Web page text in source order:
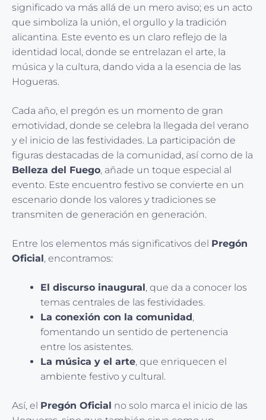
significado va más allá de un mero aviso; es un acto
que simboliza la unión, el orgullo y la tradición
alicantina. Este evento es un claro reflejo de la
identidad local, donde se entrelazan el arte, la
música y la cultura, dando vida a la esencia de las
Hogueras.
Cada año, el pregón es un momento de gran
emotividad, donde se celebra la llegada del verano
y el inicio de las festividades. La participación de
figuras destacadas de la comunidad, así como de la
Belleza del Fuego, añade un toque especial al
evento. Este encuentro festivo se convierte en un
escenario donde los valores y tradiciones se
transmiten de generación en generación.
Entre los elementos más significativos del Pregón
Oficial , encontramos:
El discurso inaugural , que da a conocer los
temas centrales de las festividades.
La conexión con la comunidad ,
fomentando un sentido de pertenencia
entre los asistentes.
La música y el arte, que enriquecen el
ambiente festivo y cultural.
Así, el Pregón Oficial no solo marca el inicio de las